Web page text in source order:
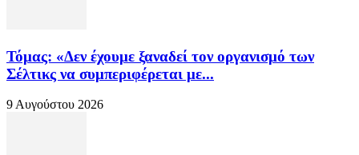
Τόμας: «Δεν έχουμε ξαναδεί τον οργανισμό των
Σέλτικς να συμπεριφέρεται με...
9 Αυγούστου 2026